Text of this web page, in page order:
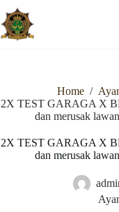
Skip
to
content
Home /
2X TEST GARAGA X
dan merusak
2X TEST GARAGA X
dan merusak